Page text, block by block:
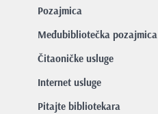
Pozajmica
Međubibliotečka pozajmica
Čitaoničke usluge
Internet usluge
Pitajte bibliotekara